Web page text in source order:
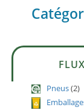
Pneus(2)